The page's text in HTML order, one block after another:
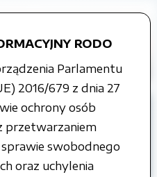
RODO
Parlamentu
2016/679 z dnia 27
ochrony osób
przetwarzaniem
swobodnego
oraz uchylenia
i zapytania